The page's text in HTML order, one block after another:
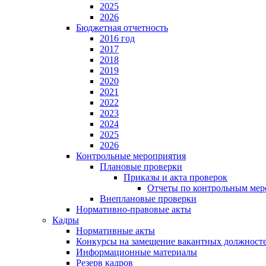
2025
2026
Бюджетная отчетность
2016 год
2017
2018
2019
2020
2021
2022
2023
2024
2025
2026
Контрольные мероприятия
Плановые проверки
Приказы и акта проверок
Отчеты по контрольным
Внеплановые проверки
Нормативно-правовые акты
Кадры
Нормативные акты
Конкурсы на замещение вакантных
Информационные материалы
Резерв кадров